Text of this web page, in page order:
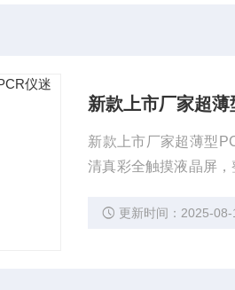
新款上市厂家超
新款上市厂家超薄型
清真彩全触摸液晶屏
检测车车载使用。
更新时间：2025-08-